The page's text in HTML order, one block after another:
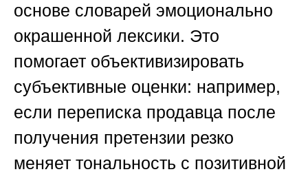
основе словарей эмоционально
окрашенной лексики. Это
помогает объективизировать
субъективные оценки: например,
если переписка продавца после
получения претензии резко
меняет тональность с позитивной